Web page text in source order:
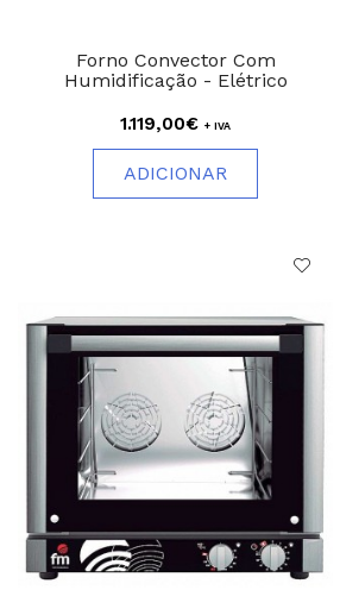
Forno Convector Com
Humidificação - Elétrico
1.119,00€ + IVA
ADICIONAR